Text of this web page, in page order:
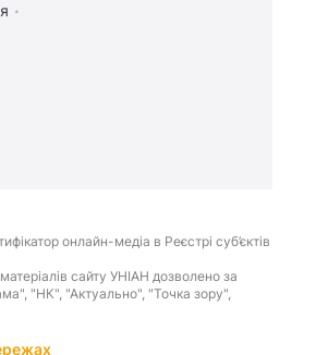
онлайн-медіа в Реєстрі суб’єктів
сайту УНІАН дозволено за
"НК", "Актуально", "Точка зору",